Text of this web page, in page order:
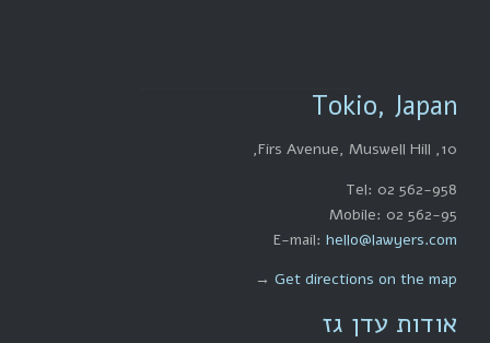
Tokio, Japan
10, Firs Avenue, Muswell Hill,
Tel: 02 562-958
Mobile: 02 562-95
E-mail: hello@lawyers.com
Get directions on the map
→
אודות עדן גז